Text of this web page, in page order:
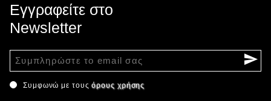
Εγγραφείτε στο
Newsletter
Συμφωνώ με τουςόρους χρήσης